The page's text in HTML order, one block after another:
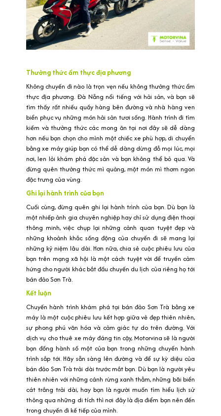
Thưởng thức ẩm thực địa phương
Không chuyến đi nào là trọn vẹn nếu không thưởng thức ẩm
thực địa phương. Đà Nẵng nổi tiếng với hải sản, và bạn sẽ
tìm thấy rất nhiều quầy hàng bên đường và nhà hàng ven
biển phục vụ những món hải sản tươi sống. Hành trình đi tìm
kiếm và thưởng thức các mong ăn tại nơi đây sẽ dễ dàng
hơn nếu bạn chọn cho mình một chiếc xe phù hợp, di chuyển
bằng xe máy giúp bạn có thể dễ dàng dừng đỗ mọi lúc, mọi
nơi, len lỏi khám phá đặc sản và bạn không thể bỏ qua. Và
đừng quên thưởng thức mì quảng, một món mì thơm ngon
đặc trưng của vùng.
Ghi lại hành trình của bạn
Cuối cùng, đừng quên ghi lại hành trình của bạn. Dù bạn là
một nhiếp ảnh gia chuyên nghiệp hay chỉ sử dụng điện thoại
thông minh, việc chụp lại những cảnh quan tuyệt đẹp và
những khoảnh khắc sống động của chuyến đi sẽ mang lại
những kỷ niệm lâu dài. Hơn nữa, chia sẻ cuộc phiêu lưu của
bạn trên mạng xã hội là một cách tuyệt vời để truyền cảm
hứng cho người khác bắt đầu chuyến du lịch của riêng họ tới
bán đảo Sơn Trà.
Kết luận
Chuyến hành trình khám phá tại bán đảo Sơn Trà bằng xe
máy là một cuộc phiêu lưu kết hợp giữa vẻ đẹp thiên nhiên,
sự phong phú văn hóa và cảm giác tự do trên đường. Với
dịch vụ cho thuê xe máy đáng tin cậy, Motorvina sẽ là người
bạn đồng hành số một của bạn trong những chuyến hành
trình sắp tới. Hãy sẵn sàng lên đường và để sự kỳ diệu của
bán đảo Sơn Trà trải dài trước mắt bạn. Dù bạn là người yêu
thiên nhiên với những cánh rừng xanh thẳm, những bãi biển
cát trắng trải dài, hay bạn là người muốn tìm hiểu lịch sử
thông qua những di tích thì nơi đây là địa điểm bạn nên đến
trong chuyến đi kế tiếp của mình.